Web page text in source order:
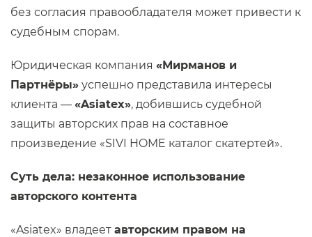
без согласия правообладателя может привести к
судебным спорам.
Юридическая компания «Мирманов и
Партнёры» успешно представила интересы
клиента — «Asiatex», добившись судебной
защиты авторских прав на составное
произведение «SIVI HOME каталог скатертей».
Суть дела: незаконное использование
авторского контента
«Asiatex» владеет авторским правом на